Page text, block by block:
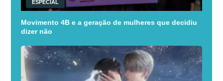
ESPECIAL
Movimento 4B e a geração de mulheres que decidiu
dizer não